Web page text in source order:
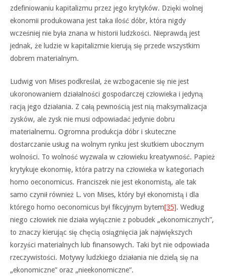
zdefiniowaniu kapitalizmu przez jego krytyków. Dzięki wolnej
ekonomii produkowana jest taka ilość dóbr, która nigdy
wcześniej nie była znana w historii ludzkości. Nieprawdą jest
jednak, że ludzie w kapitalizmie kierują się przede wszystkim
dobrem materialnym.
Ludwig von Mises podkreślał, że wzbogacenie się nie jest
ukoronowaniem działalności gospodarczej człowieka i jedyną
racją jego działania. Z całą pewnością jest nią maksymalizacja
zysków, ale zysk nie musi odpowiadać jedynie dobru
materialnemu. Ogromna produkcja dóbr i skuteczne
dostarczanie usług na wolnym rynku jest skutkiem ubocznym
wolności. To wolność wyzwala w człowieku kreatywność. Papież
krytykuje ekonomię, która patrzy na człowieka w kategoriach
homo oeconomicus. Franciszek nie jest ekonomistą, ale tak
samo czynił również L. von Mises, który był ekonomistą i dla
którego homo oeconomicus był fikcyjnym bytem[35]. Według
niego człowiek nie działa wyłącznie z pobudek „ekonomicznych”,
to znaczy kierując się chęcią osiągnięcia jak największych
korzyści materialnych lub finansowych. Taki byt nie odpowiada
rzeczywistości. Motywy ludzkiego działania nie dzielą się na
„ekonomiczne” oraz „nieekonomiczne”.